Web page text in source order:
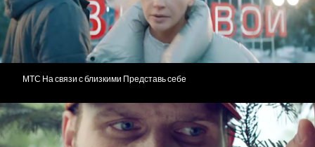
МТС На связи с близкими Представь себе